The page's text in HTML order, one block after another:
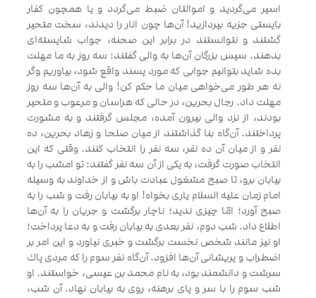
اسير مى‌گرديد و اموالتان ضبط مى‌گردد و يا همچون كفار
بايستى جزيه بپردازيد! آن‌ها چون انار را ديدند، سخت متحير
گشتند و نتوانستند در برابر اين صحنه، جواب شايسته‌اى
بدهند. سپس بزرگان آن‌ها به والى گفتند: سه روز به ما مهلت
بده شايد بتوانيم جوابى كه مورد پسند واقع شود، بياوريم وگر
نه هر طور مى‌خواهى ميان ما حكم كن! والى به آن‌ها سه روز
مهلت داد. رجال بحرين، در حالى كه هراسان و مرعوب و متحير
بودند، از نزد والى بيرون آمده، مجلس گرفتند و به مشورت
پرداختند. آن‌گاه بنا گذاشتند از ميان صلحا و زهاد بحرين، ده
نفر و از ميان آن ده نفر، سه نفر را انتخاب كنند. وقتى كه اين
انتخاب صورت گرفت، به يكى از آن سه نفر گفتند: تو امشب را به
بيابان برو، تا صبح مشغول عبادت باش و از خداوند به وسيله
امام زمان علیه السلام يارى بخواه! او به بيابان رفت و شب را به
صبح آورد؛ امّا چيزى نديد؛ ناچار برگشت و جريان را به آن‌ها
اطلاع داد. شب دوم، نفر بعدى به بيابان رفت و به دعا پرداخت؛
او نيز مانند شخص نخست برگشت و خبرى نياورد و اين امر بر
اضطراب و پريشانى آن‌ها افزود. آن‌گاه نفر سوم را كه مردى پاك
سرشت و دانشمند بود، به نام محمد بن عيسى، خواستند. او
شب سوم را با سر و پاى برهنه، روى به بيابان نهاد. آن شب،